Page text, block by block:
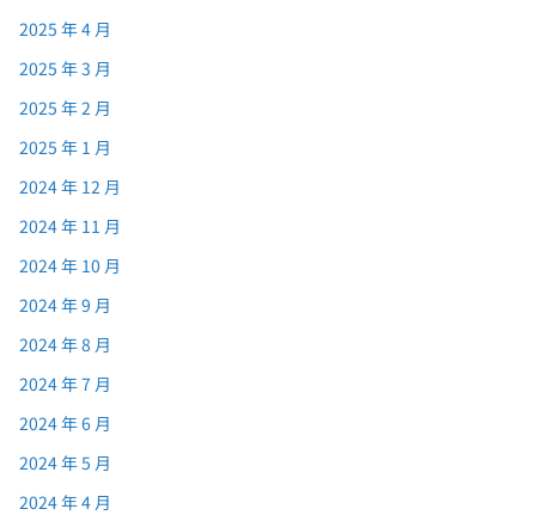
2025 年 4 月
2025 年 3 月
2025 年 2 月
2025 年 1 月
2024 年 12 月
2024 年 11 月
2024 年 10 月
2024 年 9 月
2024 年 8 月
2024 年 7 月
2024 年 6 月
2024 年 5 月
2024 年 4 月